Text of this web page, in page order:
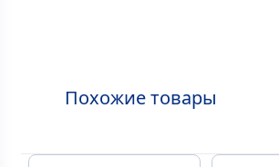
Похожие товары